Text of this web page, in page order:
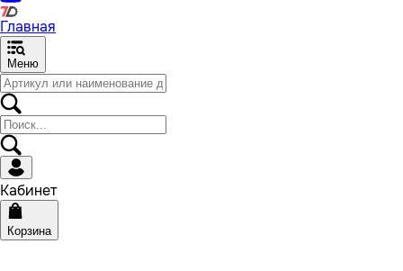
Главная
Меню
Кабинет
Корзина